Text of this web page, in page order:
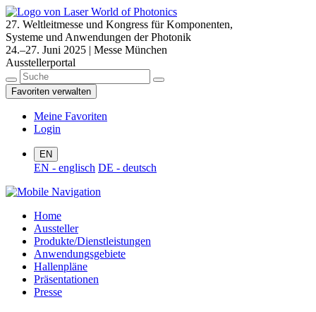
27. Weltleitmesse und Kongress für Komponenten,
Systeme und Anwendungen der Photonik
24.–27. Juni 2025 | Messe München
Ausstellerportal
Favoriten verwalten
Meine Favoriten
Login
EN
EN - englisch DE - deutsch
Home
Aussteller
Produkte/Dienstleistungen
Anwendungsgebiete
Hallenpläne
Präsentationen
Presse